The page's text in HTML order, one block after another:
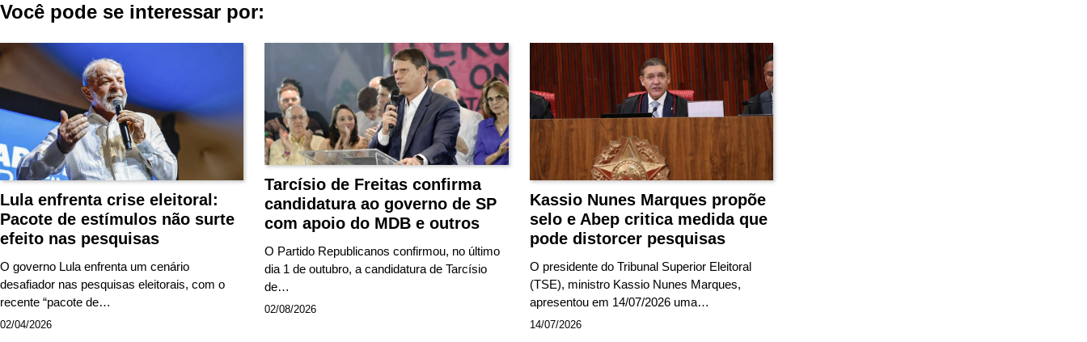
Post
Você pode se interessar por:
Lula enfrenta crise eleitoral:
Pacote de estímulos não surte
efeito nas pesquisas
O governo Lula enfrenta um cenário
desafiador nas pesquisas eleitorais, com o
recente “pacote de…
02/04/2026
Tarcísio de Freitas confirma
candidatura ao governo de SP
com apoio do MDB e outros
O Partido Republicanos confirmou, no último
dia 1 de outubro, a candidatura de Tarcísio
de…
02/08/2026
Kassio Nunes Marques propõe
selo e Abep critica medida que
pode distorcer pesquisas
O presidente do Tribunal Superior Eleitoral
(TSE), ministro Kassio Nunes Marques,
apresentou em 14/07/2026 uma…
14/07/2026